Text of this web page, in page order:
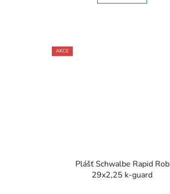
AKCE
Plášť Schwalbe Rapid Rob
29x2,25 k-guard